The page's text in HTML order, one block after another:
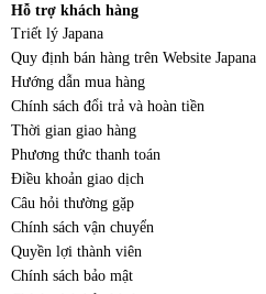
Hỗ trợ khách hàng
Triết lý Japana
Quy định bán hàng trên Website Japana
Hướng dẫn mua hàng
Chính sách đổi trả và hoàn tiền
Thời gian giao hàng
Phương thức thanh toán
Điều khoản giao dịch
Câu hỏi thường gặp
Chính sách vận chuyển
Quyền lợi thành viên
Chính sách bảo mật